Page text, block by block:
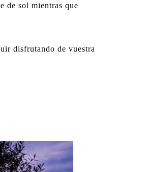
de sol mientras que
disfrutando de vuestra